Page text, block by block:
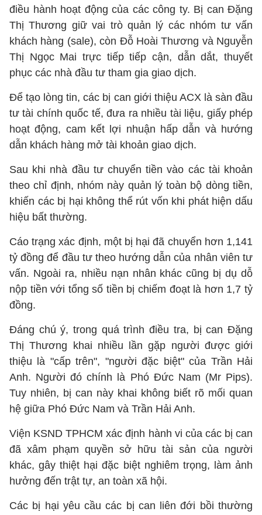
điều hành hoạt động của các công ty. Bị can Đặng
Thị Thương giữ vai trò quản lý các nhóm tư vấn
khách hàng (sale), còn Đỗ Hoài Thương và Nguyễn
Thị Ngọc Mai trực tiếp tiếp cận, dẫn dắt, thuyết
phục các nhà đầu tư tham gia giao dịch.
Để tạo lòng tin, các bị can giới thiệu ACX là sàn đầu
tư tài chính quốc tế, đưa ra nhiều tài liệu, giấy phép
hoạt động, cam kết lợi nhuận hấp dẫn và hướng
dẫn khách hàng mở tài khoản giao dịch.
Sau khi nhà đầu tư chuyển tiền vào các tài khoản
theo chỉ định, nhóm này quản lý toàn bộ dòng tiền,
khiến các bị hại không thể rút vốn khi phát hiện dấu
hiệu bất thường.
Cáo trạng xác định, một bị hại đã chuyển hơn 1,141
tỷ đồng để đầu tư theo hướng dẫn của nhân viên tư
vấn. Ngoài ra, nhiều nạn nhân khác cũng bị dụ dỗ
nộp tiền với tổng số tiền bị chiếm đoạt là hơn 1,7 tỷ
đồng.
Đáng chú ý, trong quá trình điều tra, bị can Đặng
Thị Thương khai nhiều lần gặp người được giới
thiệu là "cấp trên", "người đặc biệt" của Trần Hải
Anh. Người đó chính là Phó Đức Nam (Mr Pips).
Tuy nhiên, bị can này khai không biết rõ mối quan
hệ giữa Phó Đức Nam và Trần Hải Anh.
Viện KSND TPHCM xác định hành vi của các bị can
đã xâm phạm quyền sở hữu tài sản của người
khác, gây thiệt hại đặc biệt nghiêm trọng, làm ảnh
hưởng đến trật tự, an toàn xã hội.
Các bị hại yêu cầu các bị can liên đới bồi thường